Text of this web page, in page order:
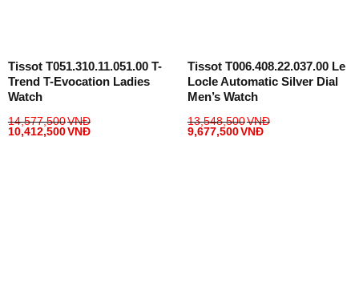
Tissot T051.310.11.051.00 T-
Trend T-Evocation Ladies
Watch
14,577,500VNĐ
10,412,500VNĐ
Tissot T006.408.22.037.00 Le
Locle Automatic Silver Dial
Men’s Watch
13,548,500VNĐ
9,677,500VNĐ